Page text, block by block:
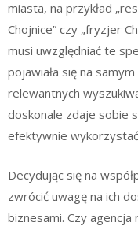
miasta, na przykład
Chojnice” czy „fryzjer
musi uwzględniać te
pojawiała się na
relewantnych
doskonale zdaje sobie
efektywnie
Decydując się na
zwrócić uwagę na ich
biznesami. Czy agencja